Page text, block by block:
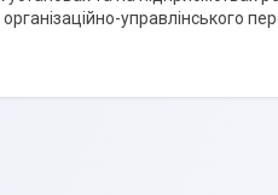
управлінського